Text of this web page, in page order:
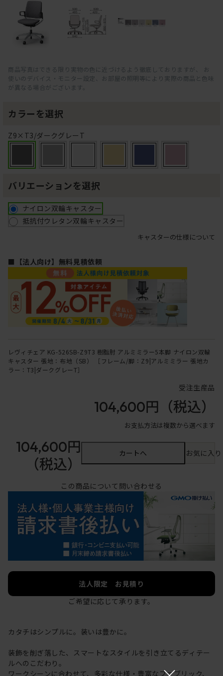
商品写真はできる限り実物の色に近づけるよう徹底しておりますが、 お
使いのデバイス・モニター設定、お部屋の照明等により実際の商品と色味
が異なる場合がございます。
カラーを選択
Z9×T3/ダークグレーT
バリエーションを選択
ナイロン双輪キャスター
抵抗付ウレタン双輪キャスター
キャスターの仕様について
■【法人向け】無料見積依頼
レヴィチェア KG-526SB-Z9T3 樹脂肘 アルミミラー5本脚 ナイロン双輪
キャスター 張地：布地（SB） ［フレーム/脚：Z9|アルミミラー 張地カ
ラー：T3|ダークグレーT］
受注生産品
104,600円 （税込）
お支払方法は複数から選べます
104,600円
（税込）
カートへ お気に入
この商品について問い合わせる
法人限定 お見積り
ご希望に応じて承ります。
カタチはシンプルに。装いは豊かに。
装飾を削ぎ落した、スマートなスタイルを引き立てるディテー
ルへのこだわり。
ワークシーンに合わせて、多彩な仕様・豊富なファブリック、